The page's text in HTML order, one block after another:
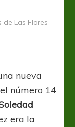
Las Flores
nueva
número 14
era la